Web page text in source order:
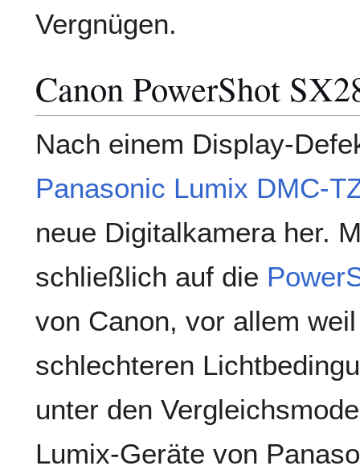
Vergnügen.
Canon PowerShot
Nach einem Display-
Panasonic Lumix DMC-
neue Digitalkamera her.
schließlich auf die
von Canon, vor allem
schlechteren
unter den
Lumix-Geräte von